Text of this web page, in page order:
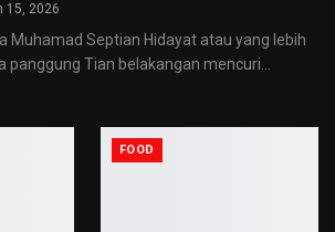
15, 2026
Muhamad Septian Hidayat atau yang lebih
panggung Tian belakangan mencuri
FOOD